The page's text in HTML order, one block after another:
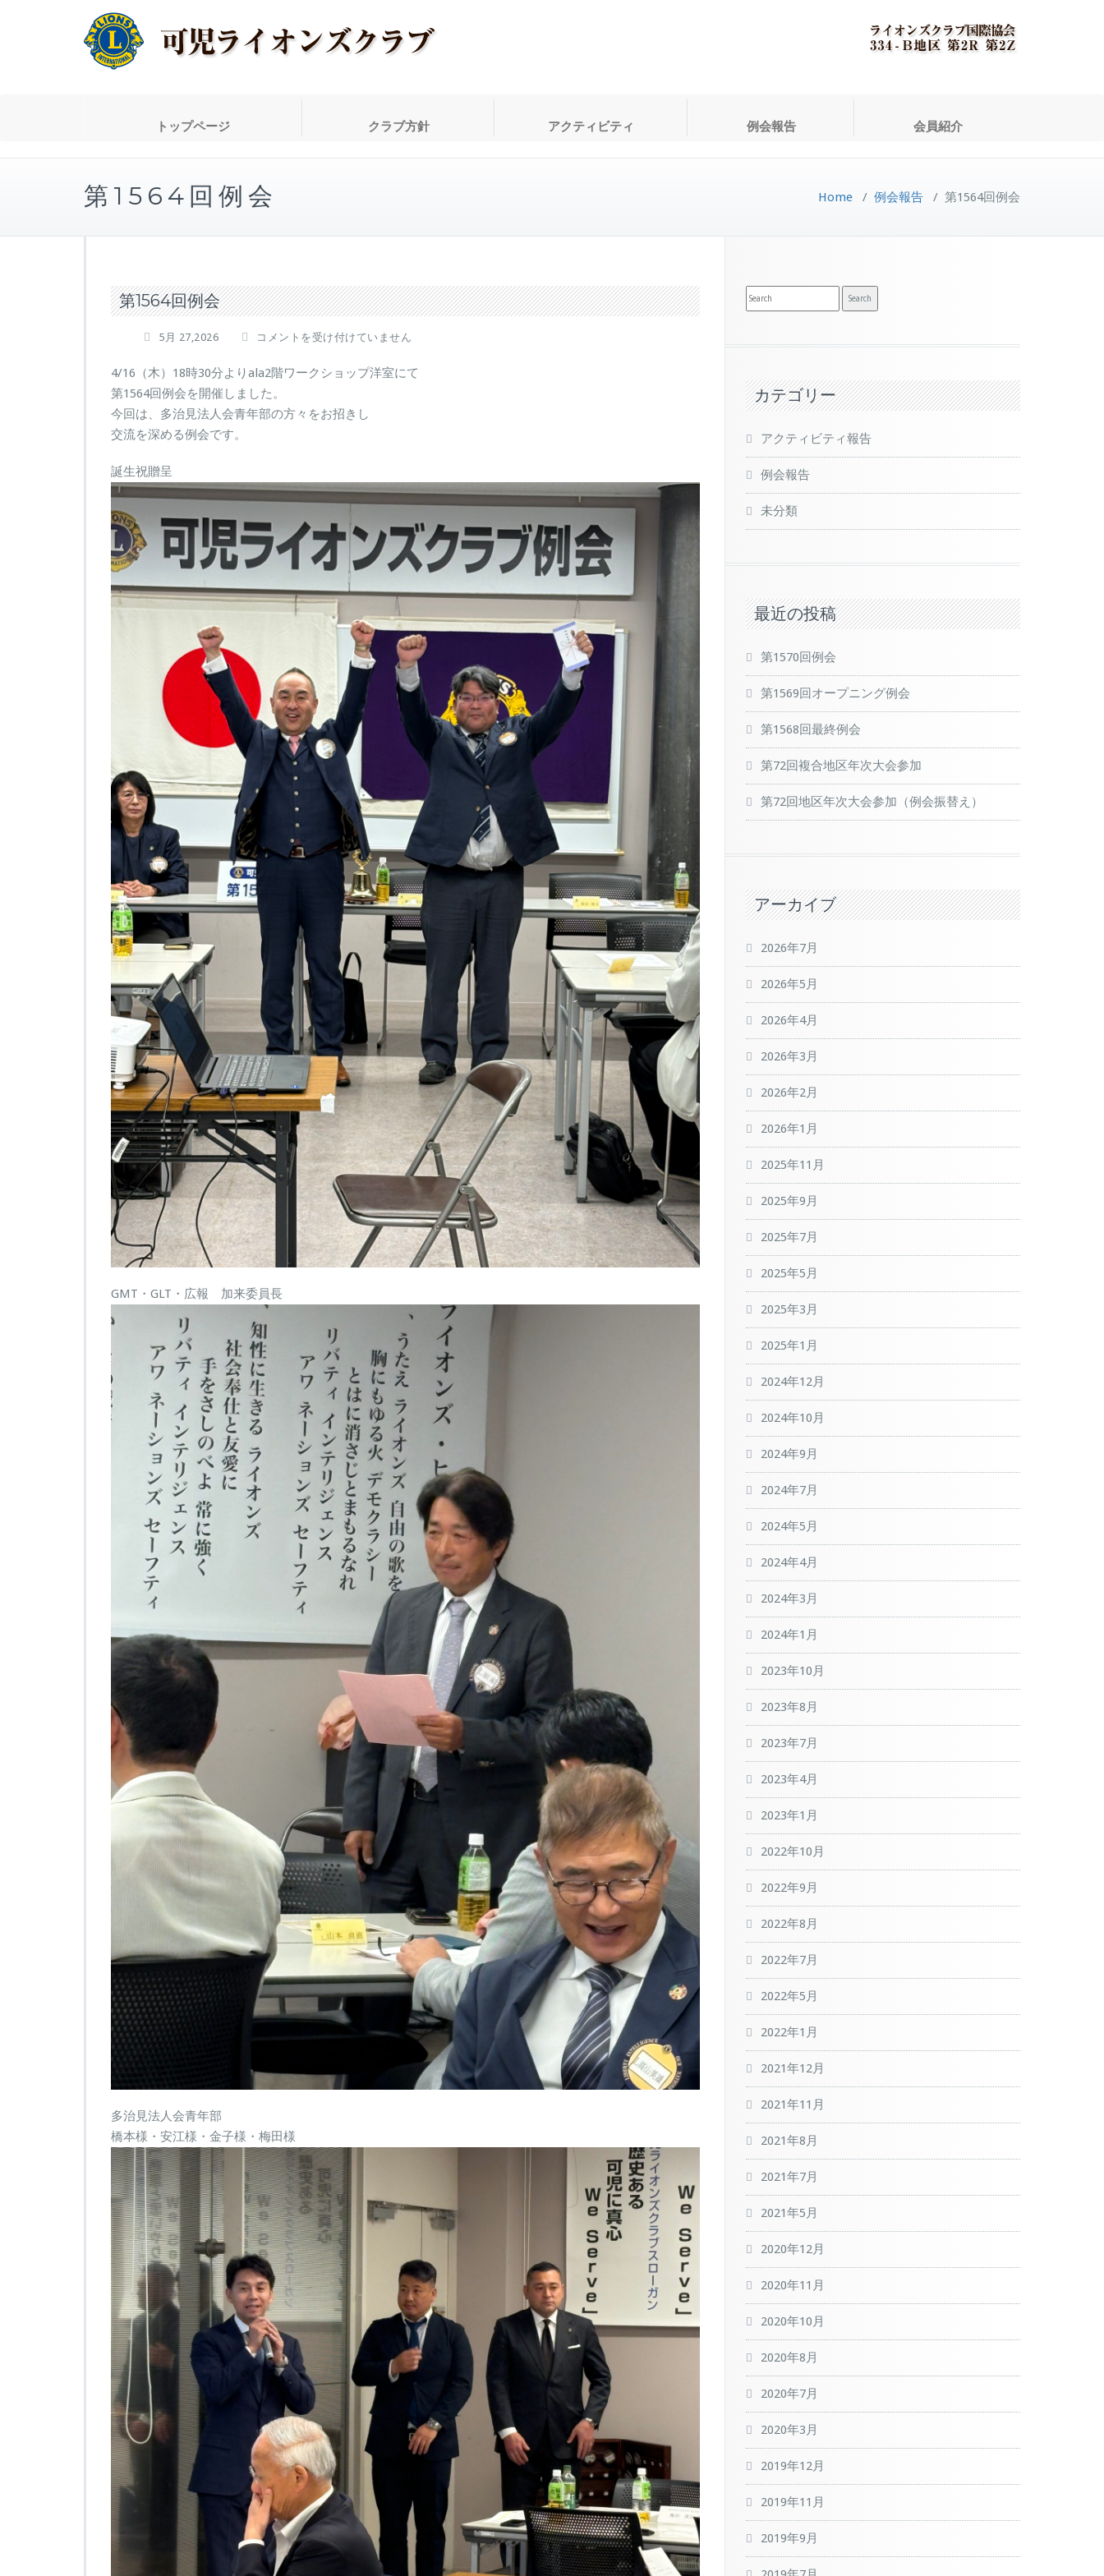
トップページ クラブ方針 アクティビティ 例会報告 会員紹介
第1564回例会 Home / 例会報告 / 第1564回例会
第1564回例会
5月 27,2026
第
回
例
会
は
コメントを受け付けていません
4/16（木）18時30分よりala2階ワークショップ洋室にて
第1564回例会を開催しました。
今回は、多治見法人会青年部の方々をお招きし
交流を深める例会です。
誕生祝贈呈
GMT・GLT・広報 加来委員長
多治見法人会青年部
橋本様・安江様・金子様・梅田様
カテゴリー
アクティビティ報告
例会報告
未分類
最近の投稿
第1570回例会
第1569回オープニング例会
第1568回最終例会
第72回複合地区年次大会参加
第72回地区年次大会参加（例会振替え）
アーカイブ
2026年7月
2026年5月
2026年4月
2026年3月
2026年2月
2026年1月
2025年11月
2025年9月
2025年7月
2025年5月
2025年3月
2025年1月
2024年12月
2024年10月
2024年9月
2024年7月
2024年5月
2024年4月
2024年3月
2024年1月
2023年10月
2023年8月
2023年7月
2023年4月
2023年1月
2022年10月
2022年9月
2022年8月
2022年7月
2022年5月
2022年1月
2021年12月
2021年11月
2021年8月
2021年7月
2021年5月
2020年12月
2020年11月
2020年10月
2020年8月
2020年7月
2020年3月
2019年12月
2019年11月
2019年9月